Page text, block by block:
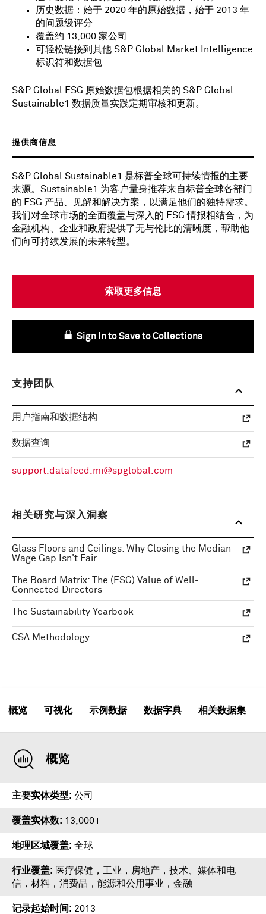
历史数据：始于 2020 年的原始数据，始于 2013 年
的问题级评分
覆盖约 13,000 家公司
可轻松链接到其他 S&P Global Market Intelligence
标识符和数据包
S&P Global ESG 原始数据包根据相关的 S&P Global
Sustainable1 数据质量实践定期审核和更新。
提供商信息
S&P Global Sustainable1 是标普全球可持续情报的主要
来源。Sustainable1 为客户量身推荐来自标普全球各部门
的 ESG 产品、见解和解决方案，以满足他们的独特需求。
我们对全球市场的全面覆盖与深入的 ESG 情报相结合，为
金融机构、企业和政府提供了无与伦比的清晰度，帮助他
们向可持续发展的未来转型。
索取更多信息
Sign In to Save to Collections
支持团队
用户指南和数据结构
数据查询
support.datafeed.mi@spglobal.com
相关研究与深入洞察
Glass Floors and Ceilings: Why Closing the Median
Wage Gap Isn't Fair
The Board Matrix: The (ESG) Value of Well-
Connected Directors
The Sustainability Yearbook
CSA Methodology
概览 可视化 示例数据 数据字典 相关数据集
概览
主要实体类型 公司
覆盖实体数 13,000+
地理区域覆盖 全球
行业覆盖
医疗保健，工业，房地产，技术、媒体和电
信，材料，消费品，能源和公用事业，金融
记录起始时间 2013